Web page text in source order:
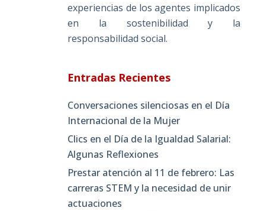
experiencias de los agentes implicados
en la sostenibilidad y la
responsabilidad social.
Entradas Recientes
Conversaciones silenciosas en el Día
Internacional de la Mujer
Clics en el Día de la Igualdad Salarial:
Algunas Reflexiones
Prestar atención al 11 de febrero: Las
carreras STEM y la necesidad de unir
actuaciones